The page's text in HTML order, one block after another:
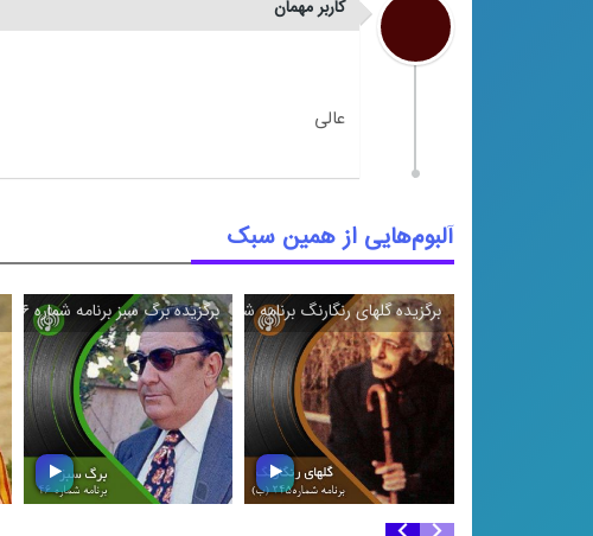
کاربر مهمان
آلبوم‌هایی از همین سبک
برگزیده گلهای رنگارنگ برنامه شماره ۲۴۵ (ب)
\
برگزیده برگ سبز برنامه شماره ۴۶
\